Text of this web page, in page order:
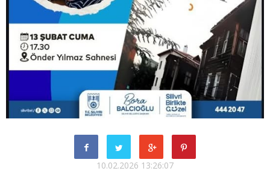
10.02.2026 13:26:07